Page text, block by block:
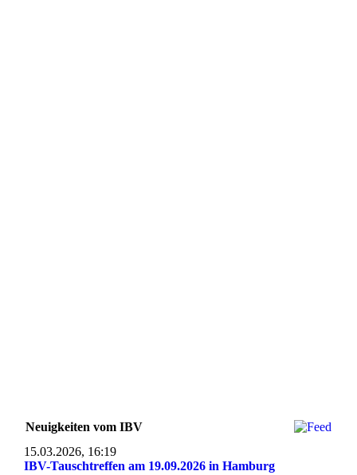
Neuigkeiten vom IBV
15.03.2026, 16:19
IBV-Tauschtreffen am 19.09.2026 in Hamburg